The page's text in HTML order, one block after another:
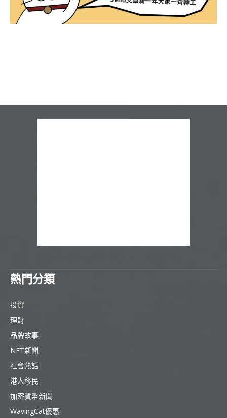
熱門分類
投資
理財
品牌故事
NFT新聞
社會熱話
港人移民
加密貨幣新聞
WavingCat優惠